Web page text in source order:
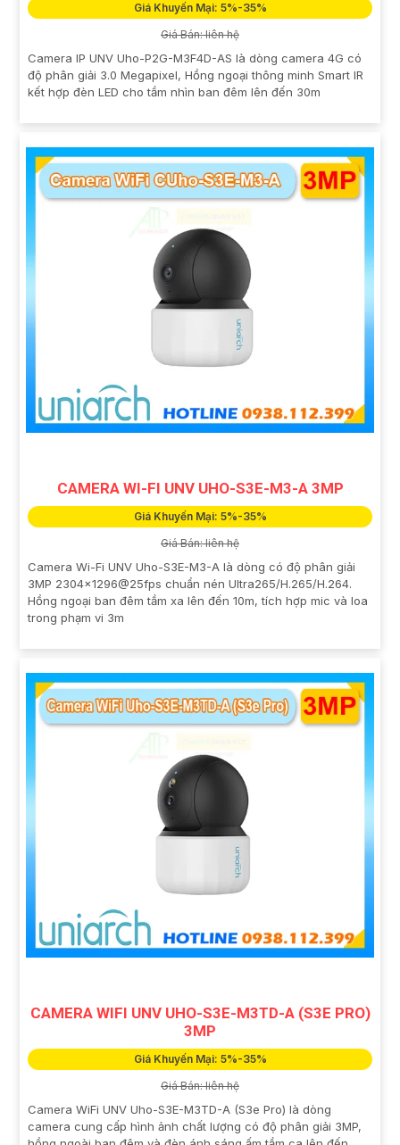
Giá Khuyến Mại: 5%-35%
Giá Bán: liên hệ
Camera IP UNV Uho-P2G-M3F4D-AS là dòng camera 4G có
độ phân giải 3.0 Megapixel, Hồng ngoại thông minh Smart IR
kết hợp đèn LED cho tầm nhìn ban đêm lên đến 30m
CAMERA WI-FI UNV UHO-S3E-M3-A 3MP
Giá Khuyến Mại: 5%-35%
Giá Bán: liên hệ
Camera Wi-Fi UNV Uho-S3E-M3-A là dòng có độ phân giải
3MP 2304×1296@25fps chuẩn nén Ultra265/H.265/H.264.
Hồng ngoại ban đêm tầm xa lên đến 10m, tích hợp mic và loa
trong phạm vi 3m
CAMERA WIFI UNV UHO-S3E-M3TD-A (S3E PRO)
3MP
Giá Khuyến Mại: 5%-35%
Giá Bán: liên hệ
Camera WiFi UNV Uho-S3E-M3TD-A (S3e Pro) là dòng
camera cung cấp hình ảnh chất lượng có độ phân giải 3MP,